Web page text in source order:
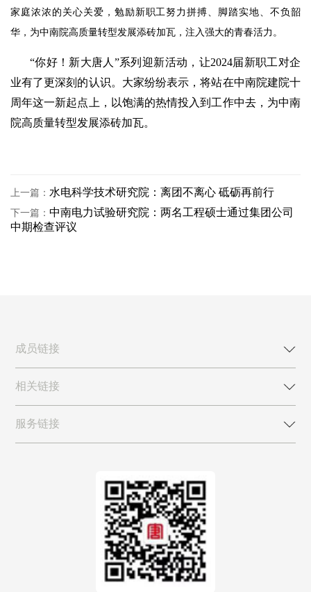
家庭浓浓的关心关爱，勉励新职工努力拼搏、脚踏实地、不负韶
华，为中南院高质量转型发展添砖加瓦，注入强大的青春活力。
“你好！新大唐人”系列迎新活动，让2024届新职工对企
业有了更深刻的认识。大家纷纷表示，将站在中南院建院十
周年这一新起点上，以饱满的热情投入到工作中去，为中南
院高质量转型发展添砖加瓦。
上一篇： 水电科学技术研究院：离团不离心 砥砺再前行
下一篇： 中南电力试验研究院：两名工程硕士通过集团公司
中期检查评议
成员链接
相关链接
服务链接